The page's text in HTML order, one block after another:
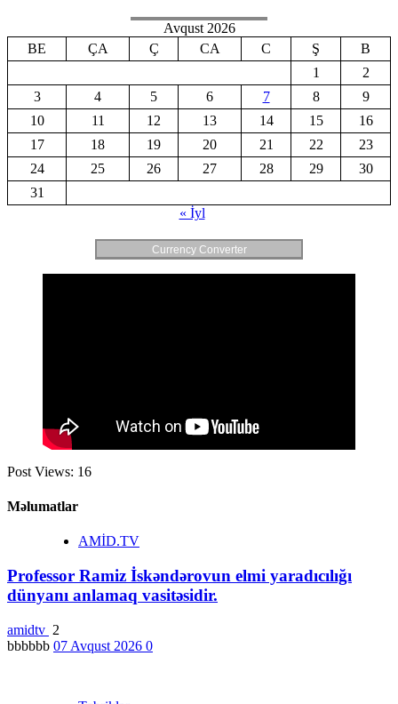
Avqust 2026
BE
ÇA Ç CA C Ş
B
1
2
3
4 5 6 7 8
9
10
11 12 13 14 15
16
17
18 19 20 21 22
23
24
25 26 27 28 29
30
31
« İyl
Currency Converter
Post Views: 16
Məlumatlar
AMİD.TV
Professor Ramiz İskəndərovun elmi yaradıcılığı
dünyanı anlamaq vasitəsidir.
amidtv 2
bbbbbb 07 Avqust 2026 0